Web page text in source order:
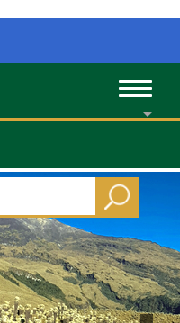
Toggle